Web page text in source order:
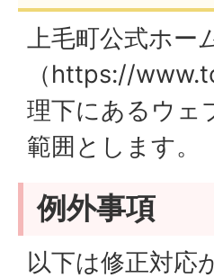
上毛町公式ホ
（https://
理下にあるウェ
範囲とします。
例外事項
以下は修正対応